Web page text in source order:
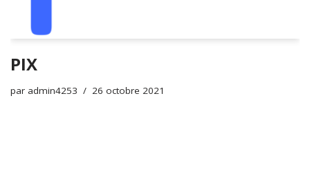
PIX
par admin4253 26 octobre 2021